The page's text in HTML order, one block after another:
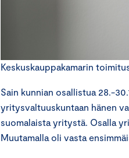
Keskuskauppakamarin
Sain kunnian osallistua 28.-
yritysvaltuuskuntaan hänen
suomalaista yritystä. Osalla
Muutamalla oli vasta